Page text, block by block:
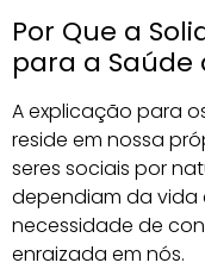
Por Que a
para a Saúde
A explicação para
reside em nossa
seres sociais por
dependiam da vida
necessidade de
enraizada em nós.